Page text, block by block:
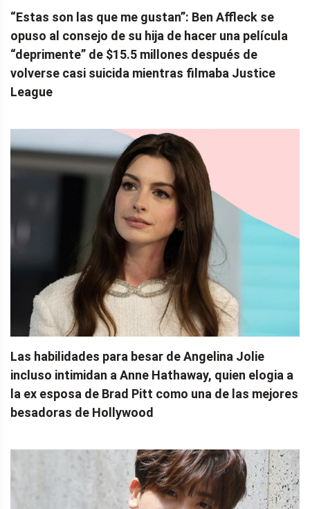
“Estas son las que me gustan”: Ben Affleck se
opuso al consejo de su hija de hacer una película
“deprimente” de $15.5 millones después de
volverse casi suicida mientras filmaba Justice
League
Las habilidades para besar de Angelina Jolie
incluso intimidan a Anne Hathaway, quien elogia a
la ex esposa de Brad Pitt como una de las mejores
besadoras de Hollywood